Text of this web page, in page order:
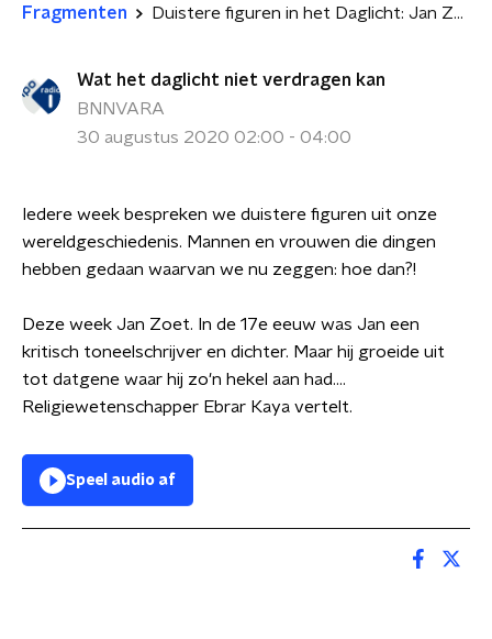
Fragmenten Duistere figuren in het Daglicht: Jan Zoet, controversieel dichter
Wat het daglicht niet verdragen kan
BNNVARA
30 augustus 2020 02:00 - 04:00
Iedere week bespreken we duistere figuren uit onze
wereldgeschiedenis. Mannen en vrouwen die dingen
hebben gedaan waarvan we nu zeggen: hoe dan?!
Deze week Jan Zoet. In de 17e eeuw was Jan een
kritisch toneelschrijver en dichter. Maar hij groeide uit
tot datgene waar hij zo'n hekel aan had....
Religiewetenschapper Ebrar Kaya vertelt.
Speel audio af